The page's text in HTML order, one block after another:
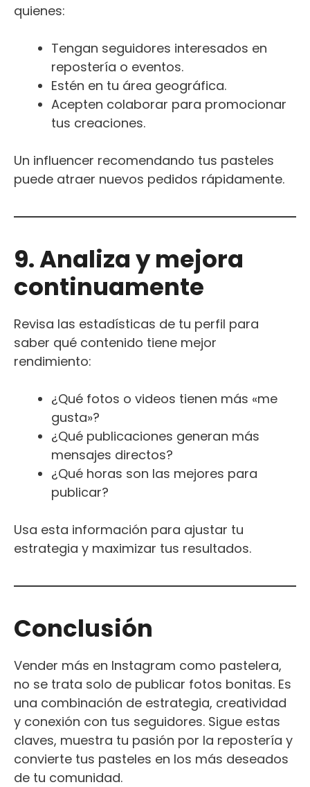
quienes:
Tengan seguidores interesados en
repostería o eventos.
Estén en tu área geográfica.
Acepten colaborar para promocionar
tus creaciones.
Un influencer recomendando tus pasteles
puede atraer nuevos pedidos rápidamente.
9. Analiza y mejora
continuamente
Revisa las estadísticas de tu perfil para
saber qué contenido tiene mejor
rendimiento:
¿Qué fotos o videos tienen más «me
gusta»?
¿Qué publicaciones generan más
mensajes directos?
¿Qué horas son las mejores para
publicar?
Usa esta información para ajustar tu
estrategia y maximizar tus resultados.
Conclusión
Vender más en Instagram como pastelera,
no se trata solo de publicar fotos bonitas. Es
una combinación de estrategia, creatividad
y conexión con tus seguidores. Sigue estas
claves, muestra tu pasión por la repostería y
convierte tus pasteles en los más deseados
de tu comunidad.